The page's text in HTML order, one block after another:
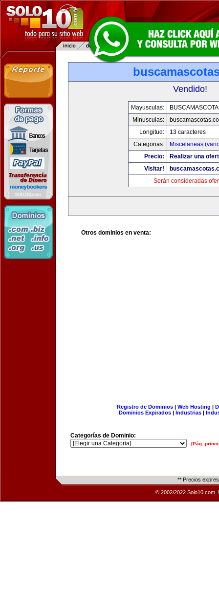
Vendido!
Mayusculas:
Minusculas:
Longitud:
13 caracteres
Categorias:
Miscelaneas
Precio:
Realizar una
Visitar!
Serán consideradas
Otros dominios en venta:
Registro de Dominios| Web Hosting |
Dominios Expirados | Industrias |
Categorías de Dominio:
[Pág.
** Precios
© 2002/2022 Solo10.com